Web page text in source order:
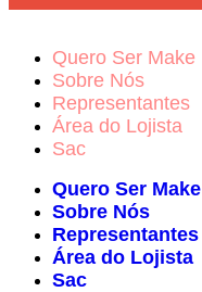
Quero Ser Make
Sobre Nós
Representantes
Área do Lojista
Sac
Quero Ser Make
Sobre Nós
Representantes
Área do Lojista
Sac